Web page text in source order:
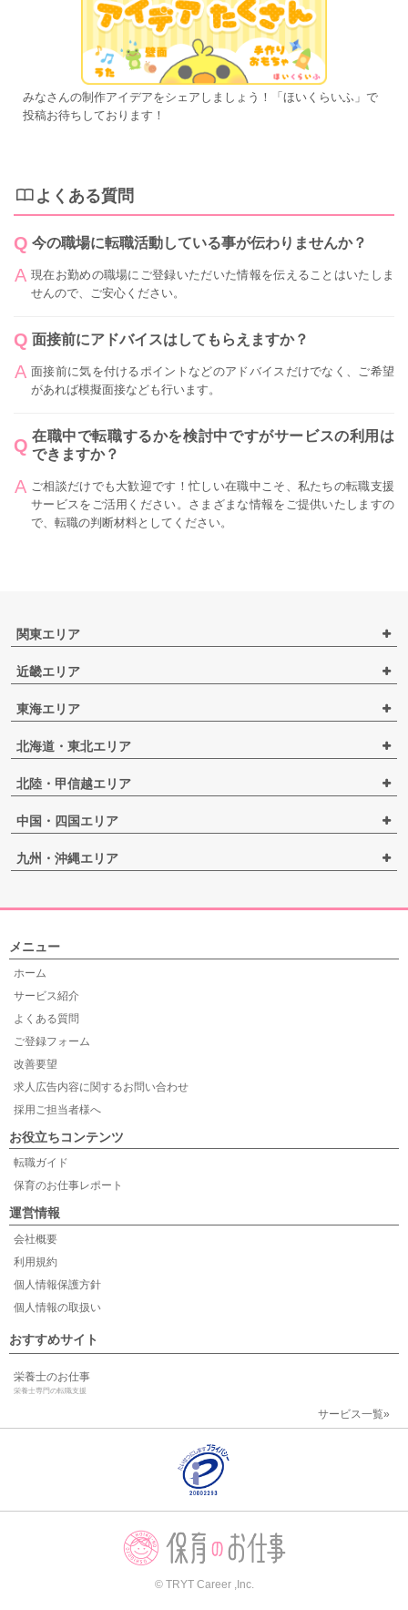
みなさんの制作アイデアをシェアしましょう！「ほいくらいふ」で
投稿お待ちしております！
よくある質問
今の職場に転職活動している事が伝わりませんか？
現在お勤めの職場にご登録いただいた情報を伝えることはいたしま
せんので、ご安心ください。
面接前にアドバイスはしてもらえますか？
面接前に気を付けるポイントなどのアドバイスだけでなく、ご希望
があれば模擬面接なども行います。
在職中で転職するかを検討中ですがサービスの利用は
できますか？
ご相談だけでも大歓迎です！忙しい在職中こそ、私たちの転職支援
サービスをご活用ください。さまざまな情報をご提供いたしますの
で、転職の判断材料としてください。
関東エリア
近畿エリア
東海エリア
北海道・東北エリア
北陸・甲信越エリア
中国・四国エリア
九州・沖縄エリア
メニュー
ホーム
サービス紹介
よくある質問
ご登録フォーム
改善要望
求人広告内容に関するお問い合わせ
採用ご担当者様へ
お役立ちコンテンツ
転職ガイド
保育のお仕事レポート
運営情報
会社概要
利用規約
個人情報保護方針
個人情報の取扱い
おすすめサイト
栄養士のお仕事
栄養士専門の転職支援
サービス一覧»
© TRYT Career ,Inc.